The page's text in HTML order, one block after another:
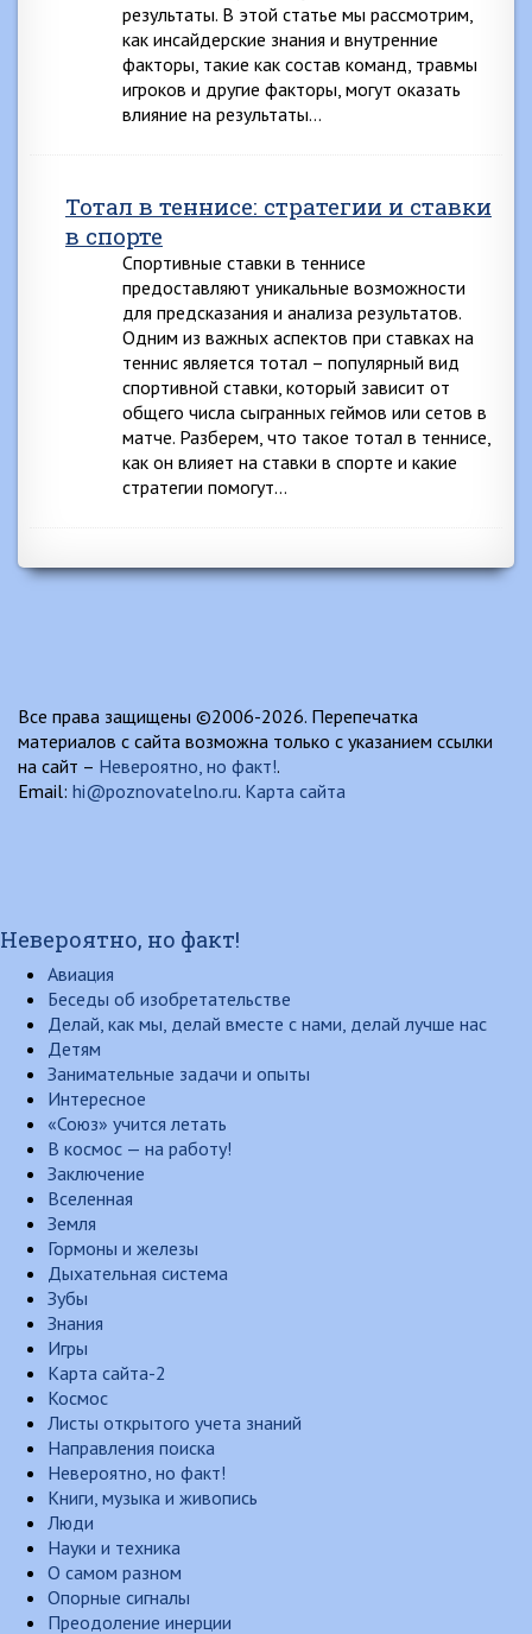
результаты. В этой статье мы рассмотрим,
как инсайдерские знания и внутренние
факторы, такие как состав команд, травмы
игроков и другие факторы, могут оказать
влияние на результаты…
Тотал в теннисе: стратегии и ставки
в спорте
Спортивные ставки в теннисе
предоставляют уникальные возможности
для предсказания и анализа результатов.
Одним из важных аспектов при ставках на
теннис является тотал – популярный вид
спортивной ставки, который зависит от
общего числа сыгранных геймов или сетов в
матче. Разберем, что такое тотал в теннисе,
как он влияет на ставки в спорте и какие
стратегии помогут…
Все права защищены ©2006-2026. Перепечатка
материалов с сайта возможна только с указанием ссылки
на сайт – Невероятно, но факт!.
Email: hi@poznovatelno.ru. Карта сайта
Невероятно, но факт!
Авиация
Беседы об изобретательстве
Делай, как мы, делай вместе с нами, делай лучше нас
Детям
Занимательные задачи и опыты
Интересное
«Союз» учится летать
В космос — на работу!
Заключение
Вселенная
Земля
Гормоны и железы
Дыхательная система
Зубы
Знания
Игры
Карта сайта-2
Космос
Листы открытого учета знаний
Направления поиска
Невероятно, но факт!
Книги, музыка и живопись
Люди
Науки и техника
О самом разном
Опорные сигналы
Преодоление инерции